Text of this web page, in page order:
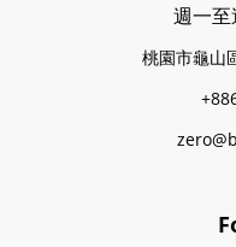
週一
桃園市龜山